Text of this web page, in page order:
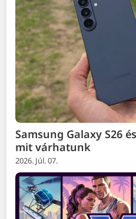
Samsung Galaxy S26
mit várhatunk
2026. Júl. 07.